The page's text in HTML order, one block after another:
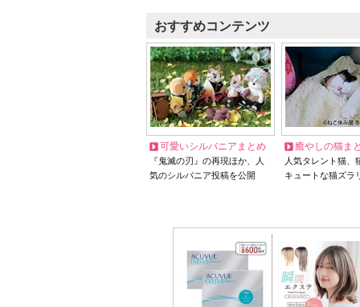
おすすめコンテンツ
可愛いシルバニアまとめ
『鬼滅の刃』の再現ほか、人
気のシルバニア投稿を公開
癒やしの猫ま
人気タレント猫
キュートな猫ズラ